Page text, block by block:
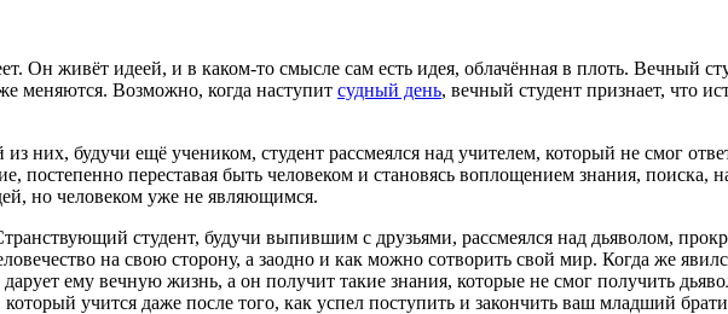
Он живёт идеей, и в каком-то смысле сам есть идея, облачённая в плоть. Вечный
меняются. Возможно, когда наступит судный день, вечный студент признает, что
них, будучи ещё учеником, студент рассмеялся над учителем, который не смог
постепенно переставая быть человеком и становясь воплощением знания,
но человеком уже не являющимся.
студент, будучи выпившим с друзьями, рассмеялся над дьяволом,
на свою сторону, а заодно и как можно сотворить свой мир. Когда же
ему вечную жизнь, а он получит такие знания, которые не смог получить
учится даже после того, как успел поступить и закончить ваш младший